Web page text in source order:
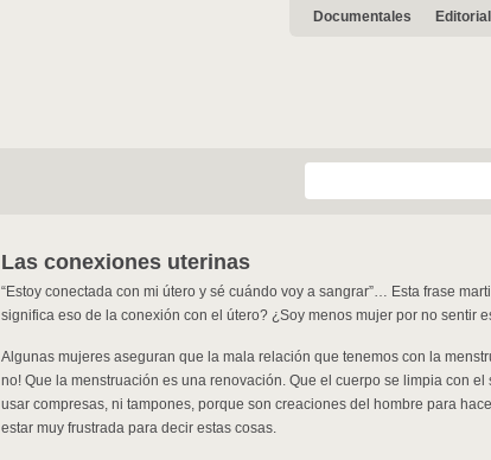
Documentales
Las conexiones uterinas
“Estoy conectada con mi útero y sé cuándo voy a sangrar”… Esta frase
significa eso de la conexión con el útero? ¿Soy menos mujer por no sentir
Algunas mujeres aseguran que la mala relación que tenemos con la
no! Que la menstruación es una renovación. Que el cuerpo se limpia con
usar compresas, ni tampones, porque son creaciones del hombre para
estar muy frustrada para decir estas cosas.